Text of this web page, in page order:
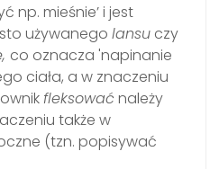
np. mieśnie’ i jest
używanego lansu czy
co oznacza 'napinanie
ciała, a w znaczeniu
fleksować należy
także w
(tzn. popisywać